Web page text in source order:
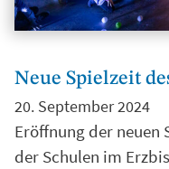
Neue Spielzeit
20. September 2024
Eröffnung der neuen
der Schulen im